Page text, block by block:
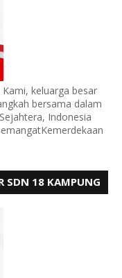
keluarga besar
bersama dalam
Indonesia
SDN 18 KAMPUNG